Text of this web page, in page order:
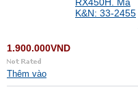
K&N: 33-2455
1.900.000VND
Thêm vào